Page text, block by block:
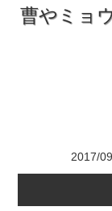
曹やミョ
2017/